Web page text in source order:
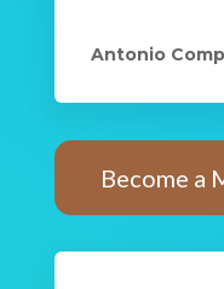
Antonio
Become a